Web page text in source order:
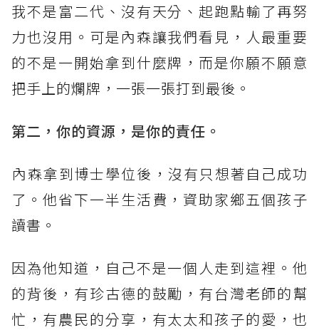
我不是富二代、沒有天分、起跑點輸了再努
力也沒用。可是內森讓我們看見，人最重要
的不是一開始拿到什麼牌，而是你願不願意
把手上的爛牌，一張一張打到最後。
第二，你的資源，是你的責任。
​內森拿到博士學位後，沒有只想著自己成功
了。他省下一半生活費，資助家鄉五個孩子
讀書。
因為他知道，自己不是一個人走到這裡。他
的背後，有珍古德的鼓勵，有台灣老師的幫
忙，有農民的分享，有太太和孩子的愛，也